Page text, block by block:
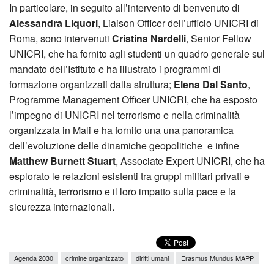
In particolare, in seguito all’intervento di benvenuto di
Alessandra Liquori, Liaison Officer dell’ufficio UNICRI di
Roma, sono intervenuti Cristina Nardelli, Senior Fellow
UNICRI, che ha fornito agli studenti un quadro generale sul
mandato dell’Istituto e ha illustrato i programmi di
formazione organizzati dalla struttura; Elena Dal Santo,
Programme Management Officer UNICRI, che ha esposto
l’impegno di UNICRI nel terrorismo e nella criminalità
organizzata in Mali e ha fornito una una panoramica
dell’evoluzione delle dinamiche geopolitiche e infine
Matthew Burnett Stuart, Associate Expert UNICRI, che ha
esplorato le relazioni esistenti tra gruppi militari privati e
criminalità, terrorismo e il loro impatto sulla pace e la
sicurezza internazionali.
Agenda 2030 crimine organizzato diritti umani
Erasmus Mundus MAPP